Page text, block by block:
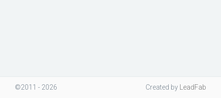
©2011 - 2026 Created by LeadFab